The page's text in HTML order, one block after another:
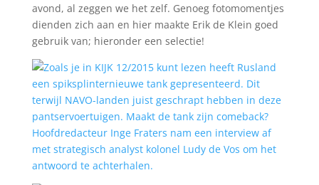
avond, al zeggen we het zelf. Genoeg fotomomentjes
dienden zich aan en hier maakte Erik de Klein goed
gebruik van; hieronder een selectie!